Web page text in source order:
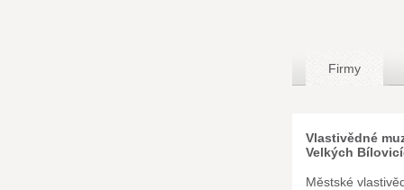
Firmy
Vlastivědné
Velkých
Městské